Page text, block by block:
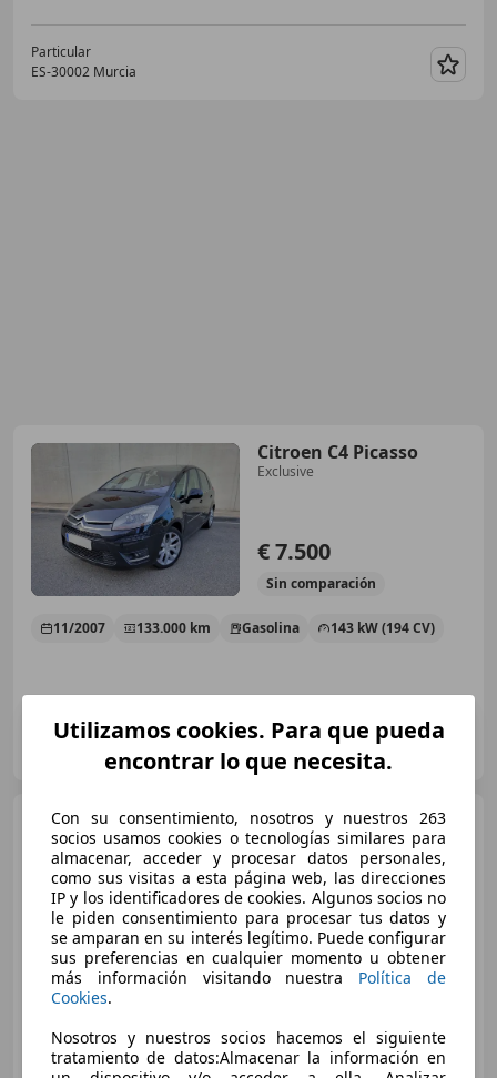
Particular
ES-30002 Murcia
Citroen C4 Picasso
Exclusive
€ 7.500
Sin comparación
11/2007 133.000 km Gasolina 143 kW (194 CV)
Particular
Citroen C4 Picasso
C4
Picasso 1.6 THP S
€ 9.800
Sin comparación
05/2017
Utilizamos cookies. Para que pueda
encontrar lo que necesita.
Con su consentimiento, nosotros y nuestros 263
socios usamos cookies o tecnologías similares para
almacenar, acceder y procesar datos personales,
como sus visitas a esta página web, las direcciones
IP y los identificadores de cookies. Algunos socios no
le piden consentimiento para procesar tus datos y
se amparan en su interés legítimo. Puede configurar
sus preferencias en cualquier momento u obtener
más información visitando nuestra Política de
Cookies.
Nosotros y nuestros socios hacemos el siguiente
tratamiento de datos:Almacenar la información en